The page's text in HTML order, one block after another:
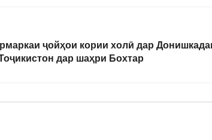
ҷойҳои кории холӣ дар
дар шаҳри Бохтар